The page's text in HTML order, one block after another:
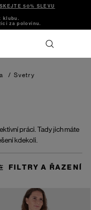
50% SLEVU
klubu.
za polovinu.
/ Svetry
práci. Tady jich máte
kdekoli.